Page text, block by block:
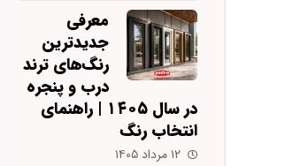
معرفی
جدیدترین
رنگ‌های ترند
درب و پنجره
در سال ۱۴۰۵ | راهنمای
انتخاب رنگ
۱۲ مرداد ۱۴۰۵